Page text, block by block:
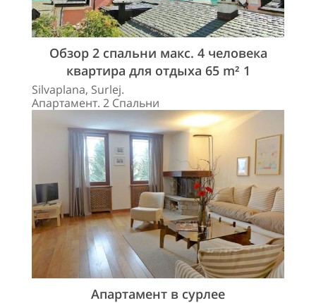
Обзор 2 спальни макс. 4 человека
квартира для отдыха 65 m² 1
Silvaplana, Surlej.
Апартамент. 2 Спальни
Апартамент в сурлее